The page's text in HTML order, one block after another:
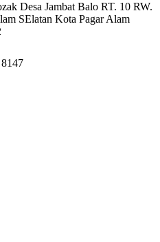
Desa Jambat Balo RT. 10 RW.
SElatan Kota Pagar Alam